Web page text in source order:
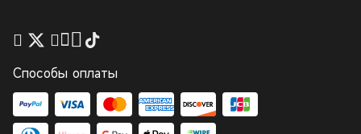
Способы оплаты